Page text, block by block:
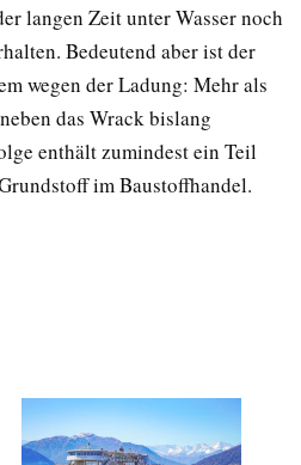
langen Zeit unter Wasser noch
Bedeutend aber ist der
wegen der Ladung: Mehr als
das Wrack bislang
enthält zumindest ein Teil
im Baustoffhandel.